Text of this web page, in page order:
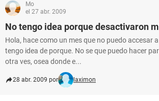
Mo
el 27 abr. 2009
No tengo idea porque desactivaron
Hola, hace como un mes que no puedo accesar
tengo idea de porque. No se que puedo hacer
otra ves, osea donde e...
28 abr. 2009 por laximon